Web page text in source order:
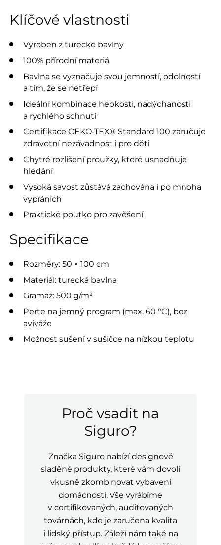
Klíčové vlastnosti
Vyroben z turecké bavlny
100% přírodní materiál
Bavlna se vyznačuje svou jemností, odolností
a tím, že se netřepí
Ideální kombinace hebkosti, nadýchanosti
a rychlého schnutí
Certifikace OEKO-TEX® Standard 100 zaručuje
zdravotní nezávadnost i pro děti
Chytré rozlišení proužky, které usnadňuje
hledání
Vysoká savost zůstává zachována i po mnoha
vypráních
Praktické poutko pro zavěšení
Specifikace
Rozměry: 50 × 100 cm
Materiál: turecká bavlna
Gramáž: 500 g/m²
Perte na jemný program (max. 60 °C), bez
aviváže
Možnost sušení v sušičce na nízkou teplotu
Proč vsadit na
Siguro?
Značka Siguro nabízí designově
sladěné produkty, které vám dovolí
vkusně zkombinovat vybavení
domácnosti. Vše vyrábíme
v certifikovaných, auditovaných
továrnách, kde je zaručena kvalita
i lidský přístup. Záleží nám také na